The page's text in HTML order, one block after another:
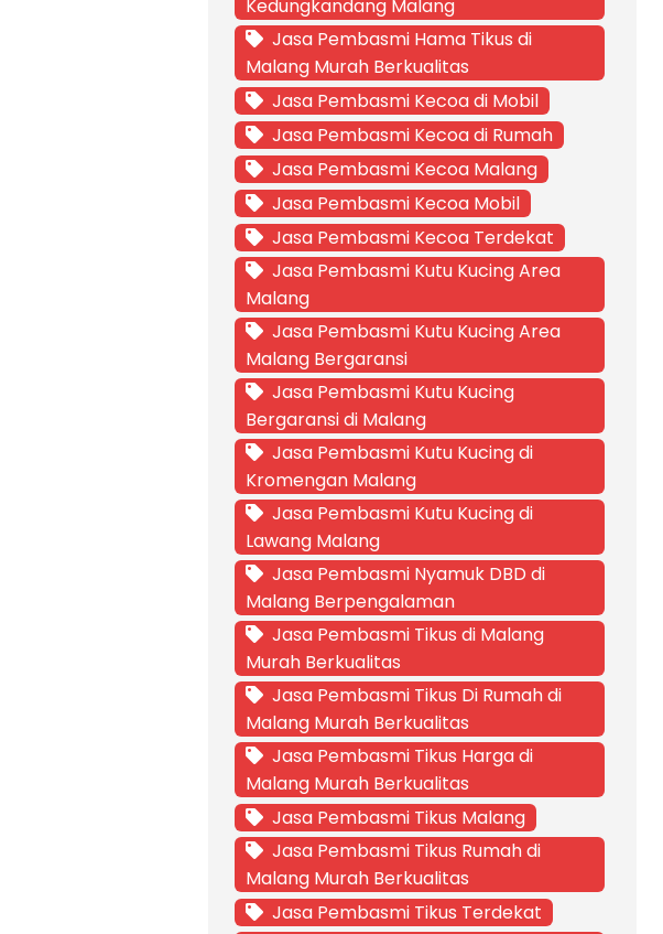
Kedungkandang Malang
Jasa Pembasmi Hama Tikus di
Malang Murah Berkualitas
Jasa Pembasmi Kecoa di Mobil
Jasa Pembasmi Kecoa di Rumah
Jasa Pembasmi Kecoa Malang
Jasa Pembasmi Kecoa Mobil
Jasa Pembasmi Kecoa Terdekat
Jasa Pembasmi Kutu Kucing Area
Malang
Jasa Pembasmi Kutu Kucing Area
Malang Bergaransi
Jasa Pembasmi Kutu Kucing
Bergaransi di Malang
Jasa Pembasmi Kutu Kucing di
Kromengan Malang
Jasa Pembasmi Kutu Kucing di
Lawang Malang
Jasa Pembasmi Nyamuk DBD di
Malang Berpengalaman
Jasa Pembasmi Tikus di Malang
Murah Berkualitas
Jasa Pembasmi Tikus Di Rumah di
Malang Murah Berkualitas
Jasa Pembasmi Tikus Harga di
Malang Murah Berkualitas
Jasa Pembasmi Tikus Malang
Jasa Pembasmi Tikus Rumah di
Malang Murah Berkualitas
Jasa Pembasmi Tikus Terdekat